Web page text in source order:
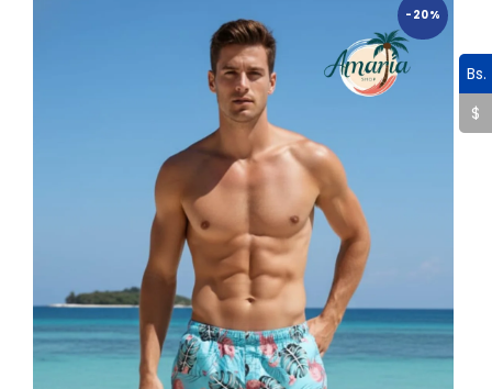
-20%
Bs.
$